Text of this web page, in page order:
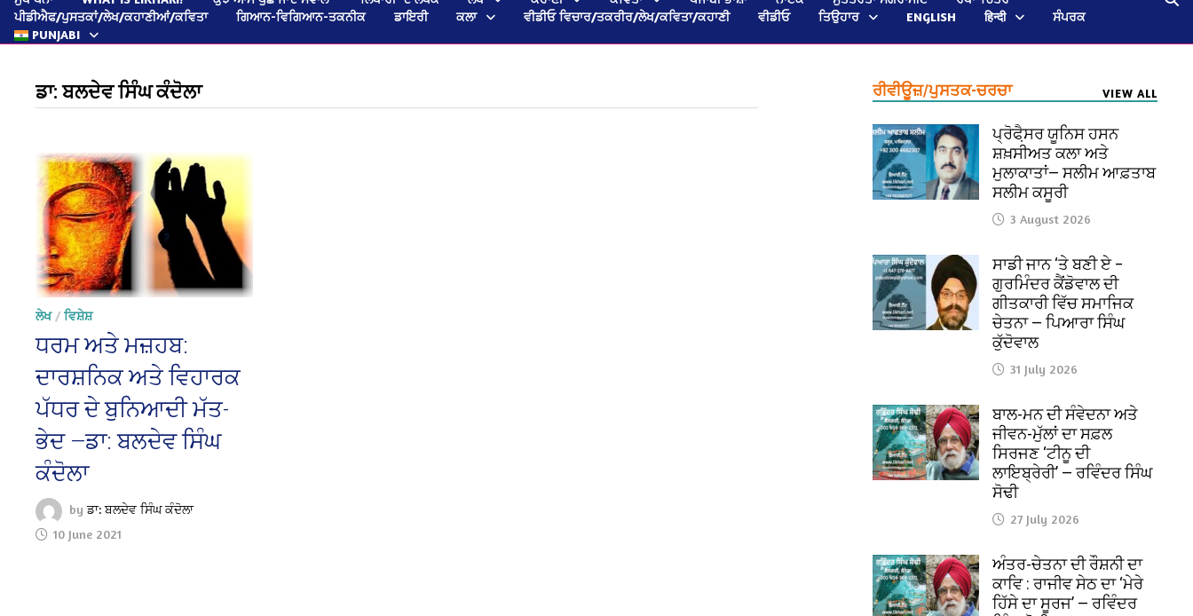
ਪੀਡੀਐਫ/ਪੁਸਤਕਾਂ/ਲੇਖ/ਕਹਾਣੀਆਂ/ਕਵਿਤਾ
ਗਿਆਨ-ਵਿਗਿਆਨ-ਤਕਨੀਕ ਡਾਇਰੀ ਕਲਾ ਵੀਡੀਓ ਵਿਚਾਰ/ਤਕਰੀਰ/ਲੇਖ/ਕਵਿਤਾ/ਕਹਾਣੀ ਵੀਡੀਓ ਤਿਉਹਾਰ ENGLISH हिन्दी
ਸੰਪਰਕ
PUNJABI
ਡਾ: ਬਲਦੇਵ ਸਿੰਘ ਕੰਦੋਲਾ
ਲੇਖ/ਵਿਸ਼ੇਸ਼
ਧਰਮ ਅਤੇ ਮਜ਼ਹਬ:
ਦਾਰਸ਼ਨਿਕ ਅਤੇ ਵਿਹਾਰਕ
ਪੱਧਰ ਦੇ ਬੁਨਿਆਦੀ ਮੱਤ-
ਭੇਦ —ਡਾ: ਬਲਦੇਵ ਸਿੰਘ
ਕੰਦੋਲਾ
byਡਾ: ਬਲਦੇਵ ਸਿੰਘ ਕੰਦੋਲਾ
10 June 2021
ਰੀਵੀਊਜ਼/ਪੁਸਤਕ-ਚਰਚਾ VIEW ALL
ਪ੍ਰੋਫੈ਼ਸਰ ਯੂਨਿਸ ਹਸਨ
ਸ਼ਖ਼ਸੀਅਤ ਕਲਾ ਅਤੇ
ਮੁਲਾਕਾਤਾਂ— ਸਲੀਮ ਆਫ਼ਤਾਬ
ਸਲੀਮ ਕਸੂਰੀ
3 August 2026
ਸਾਡੀ ਜਾਨ ‘ਤੇ ਬਣੀ ਏ –
ਗੁਰਮਿੰਦਰ ਕੈਂਡੋਵਾਲ ਦੀ
ਗੀਤਕਾਰੀ ਵਿੱਚ ਸਮਾਜਿਕ
ਚੇਤਨਾ — ਪਿਆਰਾ ਸਿੰਘ
ਕੁੱਦੋਵਾਲ
31 July 2026
ਬਾਲ-ਮਨ ਦੀ ਸੰਵੇਦਨਾ ਅਤੇ
ਜੀਵਨ-ਮੁੱਲਾਂ ਦਾ ਸਫ਼ਲ
ਸਿਰਜਣ ‘ਟੀਨੂ ਦੀ
ਲਾਇਬ੍ਰੇਰੀ’ — ਰਵਿੰਦਰ ਸਿੰਘ
ਸੋਢੀ
27 July 2026
ਅੰਤਰ-ਚੇਤਨਾ ਦੀ ਰੌਸ਼ਨੀ ਦਾ
ਕਾਵਿ : ਰਾਜੀਵ ਸੇਠ ਦਾ ‘ਮੇਰੇ
ਹਿੱਸੇ ਦਾ ਸੂਰਜ’ — ਰਵਿੰਦਰ